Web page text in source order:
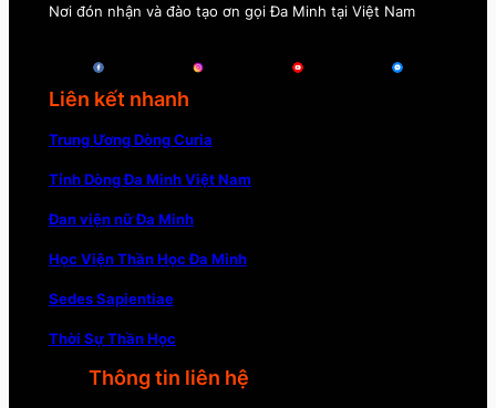
Nơi đón nhận và đào tạo ơn gọi Đa Minh tại Việt Nam
Liên kết nhanh
Trung Ương Dòng Curia
Tỉnh Dòng Đa Minh Việt Nam
Đan viện nữ Đa Minh
Học Viện Thần Học Đa Minh
Sedes Sapientiae
Thời Sự Thần Học
Thông tin liên hệ